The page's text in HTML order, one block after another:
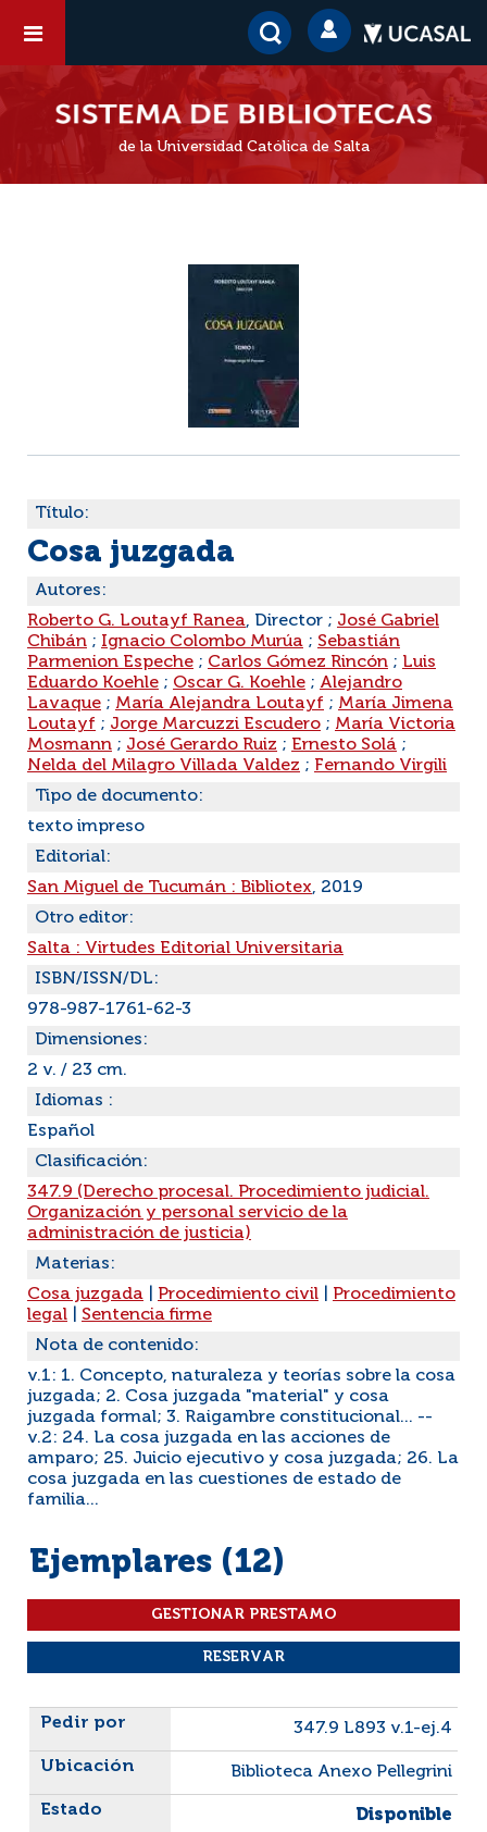
de la Universidad Católica de Salta
Título:
Cosa juzgada
Autores:
Roberto G. Loutayf Ranea, Director ; José Gabriel
Chibán ; Ignacio Colombo Murúa ; Sebastián
Parmenion Espeche ; Carlos Gómez Rincón ; Luis
Eduardo Koehle ; Oscar G. Koehle ; Alejandro
Lavaque ; María Alejandra Loutayf ; María Jimena
Loutayf ; Jorge Marcuzzi Escudero ; María Victoria
Mosmann ; José Gerardo Ruiz ; Ernesto Solá ;
Nelda del Milagro Villada Valdez ; Fernando Virgili
Tipo de documento:
texto impreso
Editorial:
San Miguel de Tucumán : Bibliotex, 2019
Otro editor:
Salta : Virtudes Editorial Universitaria
ISBN/ISSN/DL:
978-987-1761-62-3
Dimensiones:
2 v. / 23 cm.
Idiomas :
Español
Clasificación:
347.9 (Derecho procesal. Procedimiento judicial.
Organización y personal servicio de la
administración de justicia)
Materias:
Cosa juzgada
Procedimiento civil
Procedimiento
legal
Sentencia firme
Nota de contenido:
v.1: 1. Concepto, naturaleza y teorías sobre la cosa
juzgada; 2. Cosa juzgada "material" y cosa
juzgada formal; 3. Raigambre constitucional... --
v.2: 24. La cosa juzgada en las acciones de
amparo; 25. Juicio ejecutivo y cosa juzgada; 26. La
cosa juzgada en las cuestiones de estado de
familia...
Ejemplares (12)
Liste des exemplaires
347.9 L893 v.1-ej.4
Biblioteca Anexo Pellegrini
Disponible